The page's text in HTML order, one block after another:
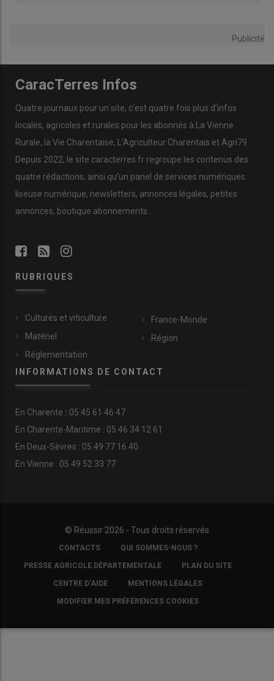
Publicité
CaracTerres Infos
Quatre journaux pour un site, c’est quatre fois plus d’infos
locales, agricoles et rurales pour les abonnés à La Vienne
Rurale, la Vie Charentaise, L’Agriculteur Charentais et Agri79.
Depuis 2022, le site caracterres.fr regroupe les contenus des
quatre rédactions, ainsi qu’un panel de services numériques :
liseuse numérique, newsletters, annonces légales, petites
annonces, boutique abonnements…
RUBRIQUES
Cultures et viticulture
Matériel
Réglementation
France-Monde
Région
INFORMATIONS DE CONTACT
En Charente : 05 45 61 46 47
En Charente-Maritime : 05 46 34 12 61
En Deux-Sèvres : 05 49 77 16 40
En Vienne : 05 49 52 33 77
© Réussir 2026 - Tous droits réservés
COPYRIGHTCONTACTS QUI SOMMES-NOUS ?
PRESSE AGRICOLE DÉPARTEMENTALE PLAN DU SITE
CENTRE D'AIDE MENTIONS LÉGALES
MODIFIER MES PRÉFÉRENCES COOKIES